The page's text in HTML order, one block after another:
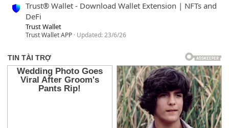
Trust® Wallet - Download Wallet Extension | NFTs and
DeFi
Trust Wallet
Trust Wallet APP Updated:23/6/26